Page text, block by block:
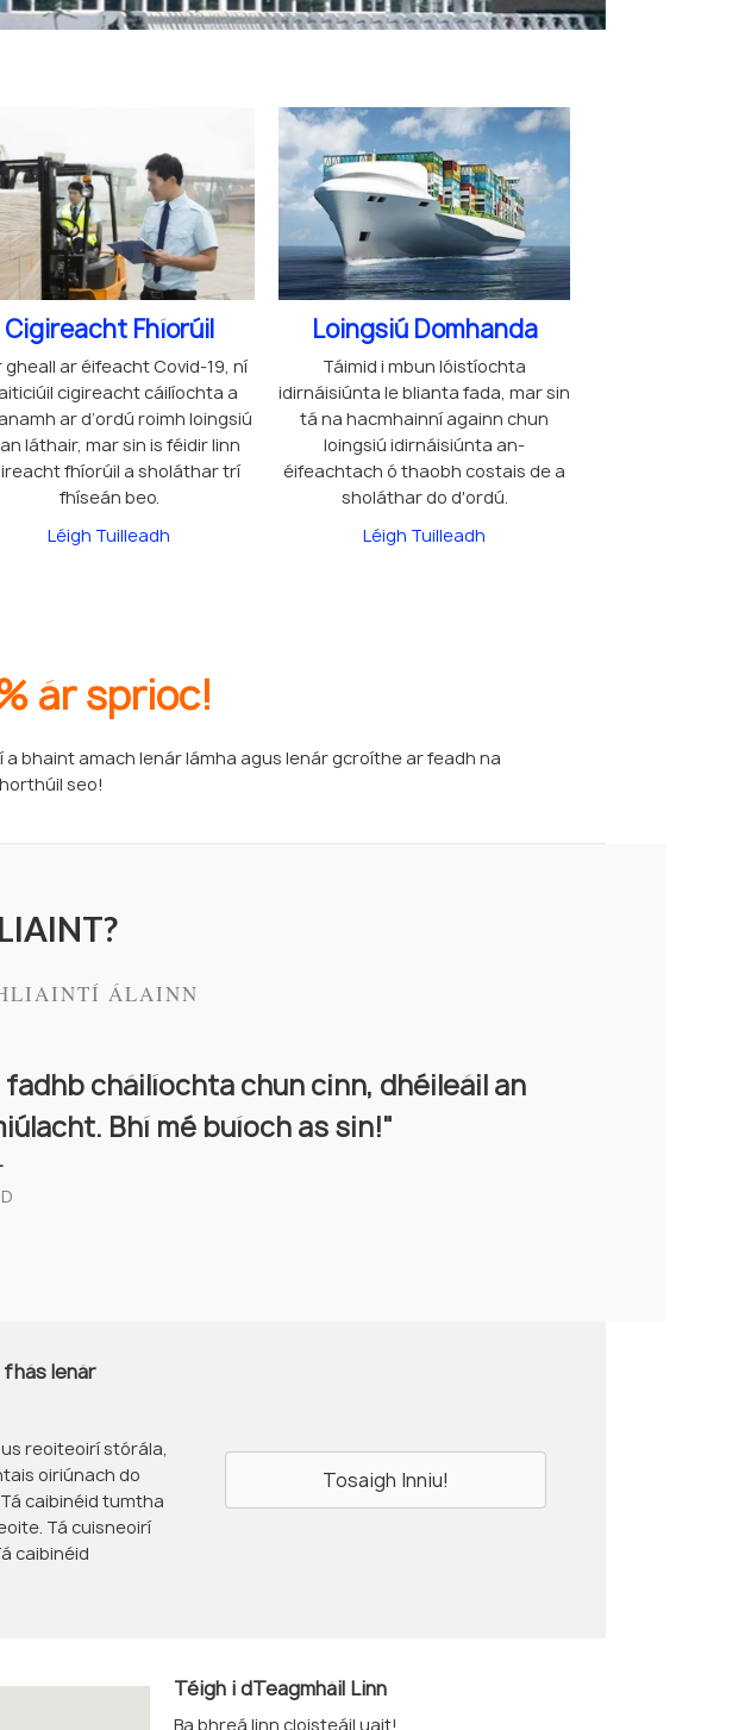
Cigireacht Fhíorúil
gheall ar éifeacht Covid-19, ní
cigireacht cáilíochta a
ar d’ordú roimh loingsiú
láthair, mar sin is féidir linn
fhíorúil a sholáthar trí
fhíseán beo.
Léigh Tuilleadh
Loingsiú Domhanda
Táimid i mbun lóistíochta
idirnáisiúnta le blianta fada, mar sin
tá na hacmhainní againn chun
loingsiú idirnáisiúnta an-
éifeachtach ó thaobh costais de a
sholáthar do d'ordú.
Léigh Tuilleadh
ár sprioc!
bhaint amach lenár lámha agus lenár gcroíthe ar feadh na
seo!
ÁLAINN
a tháirgí, ní hamháin díol."
cháilíochta chun cinn, dhéileáil an
Bhí mé buíoch as sin!"
reoiteoirí stórála,
caibinéid tumtha
Tá cuisneoirí
caibinéid
Ba bhreá linn cloisteáil uait!